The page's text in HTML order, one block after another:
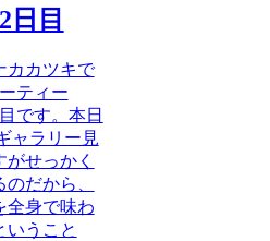
目
カカツキで
ティー
です。本日
ャラリー見
せっかく
だから、
全身で味わ
いうこと